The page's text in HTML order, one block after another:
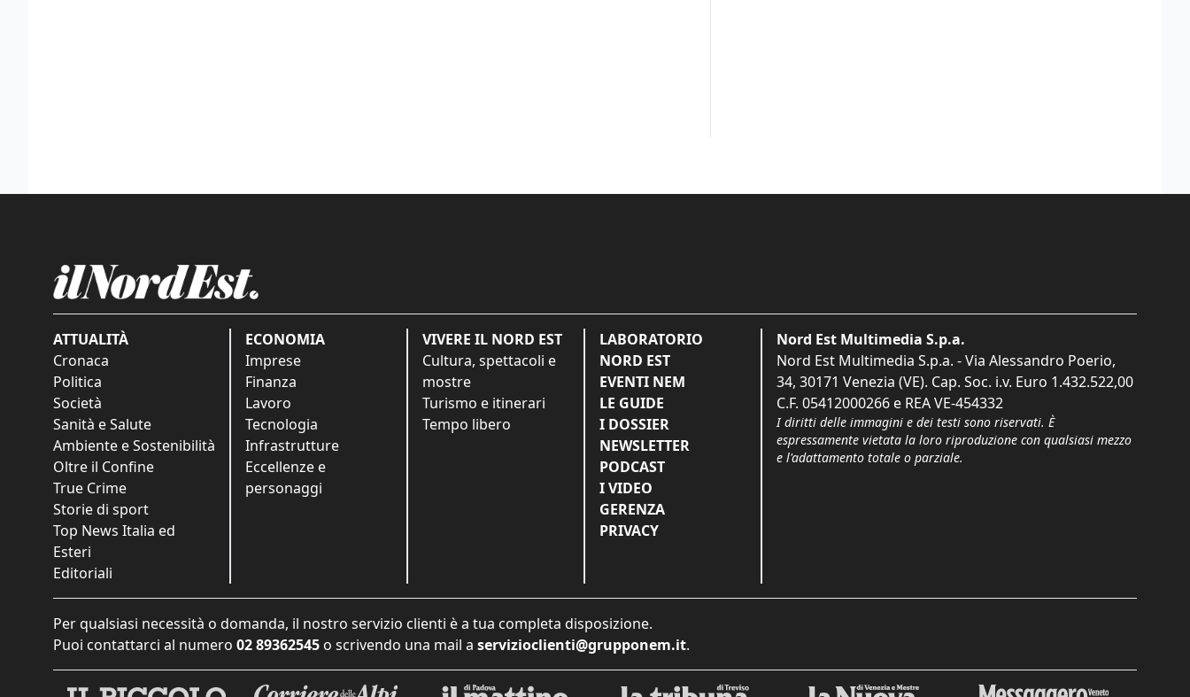
ATTUALITÀ
Cronaca
Politica
Società
Sanità e Salute
Ambiente e Sostenibilità
Oltre il Confine
True Crime
Storie di sport
Top News Italia ed
Esteri
Editoriali
ECONOMIA
Imprese
Finanza
Lavoro
Tecnologia
Infrastrutture
Eccellenze e
personaggi
VIVERE IL NORD EST
Cultura, spettacoli e
mostre
Turismo e itinerari
Tempo libero
LABORATORIO
NORD EST
EVENTI NEM
LE GUIDE
I DOSSIER
NEWSLETTER
PODCAST
I VIDEO
GERENZA
PRIVACY
Nord Est Multimedia S.p.a.
Nord Est Multimedia S.p.a. - Via Alessandro Poerio,
34, 30171 Venezia (VE). Cap. Soc. i.v. Euro 1.432.522,00
C.F. 05412000266 e REA VE-454332
I diritti delle immagini e dei testi sono riservati. È
espressamente vietata la loro riproduzione con qualsiasi mezzo
e l'adattamento totale o parziale.
Per qualsiasi necessità o domanda, il nostro servizio clienti è a tua completa disposizione.
Puoi contattarci al numero 02 89362545 o scrivendo una mail a servizioclienti@grupponem.it.